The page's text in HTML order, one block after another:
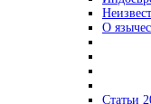
О
Статьи